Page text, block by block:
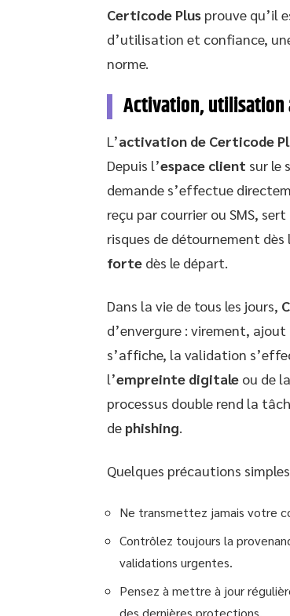
Certicode Plus prouve qu’il
d’utilisation et confiance,
norme.
Activation, utilisation
L’activation de Certicode
Depuis l’espace client sur le
demande s’effectue
reçu par courrier ou SMS,
risques de détournement
forte dès le départ.
Dans la vie de tous les jours,
d’envergure : virement,
s’affiche, la validation
l’empreinte digitale ou de
processus double rend la
de phishing
Quelques précautions
Ne transmettez jamais votre
Contrôlez toujours la
validations urgentes.
Pensez à mettre à jour
des dernières protections.